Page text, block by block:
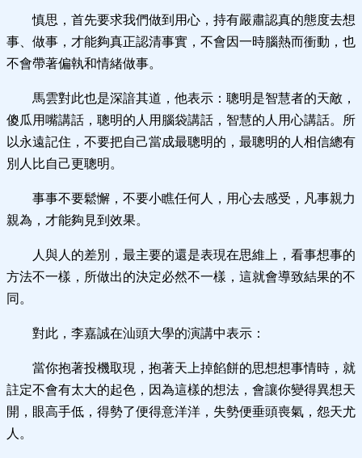
慎思，首先要求我們做到用心，持有嚴肅認真的態度去想
事、做事，才能夠真正認清事實，不會因一時腦熱而衝動，也
不會帶著偏執和情緒做事。
馬雲對此也是深諳其道，他表示：聰明是智慧者的天敵，
傻瓜用嘴講話，聰明的人用腦袋講話，智慧的人用心講話。所
以永遠記住，不要把自己當成最聰明的，最聰明的人相信總有
別人比自己更聰明。
事事不要鬆懈，不要小瞧任何人，用心去感受，凡事親力
親為，才能夠見到效果。
人與人的差別，最主要的還是表現在思維上，看事想事的
方法不一樣，所做出的決定必然不一樣，這就會導致結果的不
同。
對此，李嘉誠在汕頭大學的演講中表示：
當你抱著投機取現，抱著天上掉餡餅的思想想事情時，就
註定不會有太大的起色，因為這樣的想法，會讓你變得異想天
開，眼高手低，得勢了便得意洋洋，失勢便垂頭喪氣，怨天尤
人。